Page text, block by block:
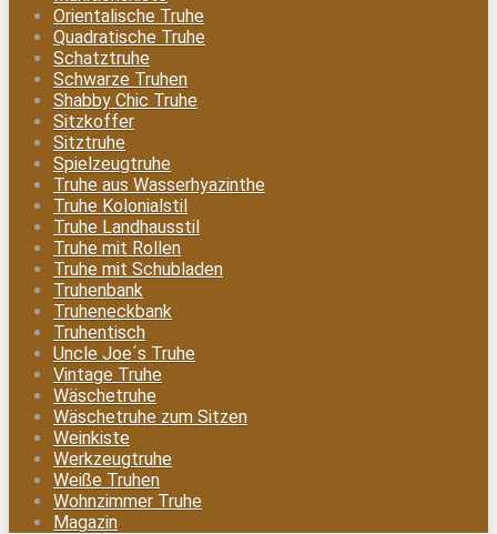
Orientalische Truhe
Quadratische Truhe
Schatztruhe
Schwarze Truhen
Shabby Chic Truhe
Sitzkoffer
Sitztruhe
Spielzeugtruhe
Truhe aus Wasserhyazinthe
Truhe Kolonialstil
Truhe Landhausstil
Truhe mit Rollen
Truhe mit Schubladen
Truhenbank
Truheneckbank
Truhentisch
Uncle Joe´s Truhe
Vintage Truhe
Wäschetruhe
Wäschetruhe zum Sitzen
Weinkiste
Werkzeugtruhe
Weiße Truhen
Wohnzimmer Truhe
Magazin